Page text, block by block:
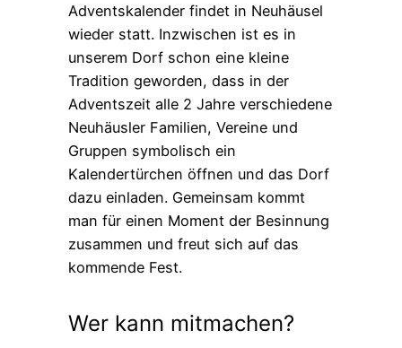
Adventskalender findet in Neuhäusel
wieder statt. Inzwischen ist es in
unserem Dorf schon eine kleine
Tradition geworden, dass in der
Adventszeit alle 2 Jahre verschiedene
Neuhäusler Familien, Vereine und
Gruppen symbolisch ein
Kalendertürchen öffnen und das Dorf
dazu einladen. Gemeinsam kommt
man für einen Moment der Besinnung
zusammen und freut sich auf das
kommende Fest.
Wer kann mitmachen?